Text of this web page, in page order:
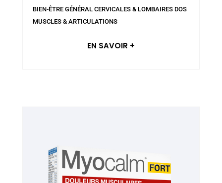
BIEN-ÊTRE GÉNÉRAL CERVICALES & LOMBAIRES DOS
MUSCLES & ARTICULATIONS
EN SAVOIR +